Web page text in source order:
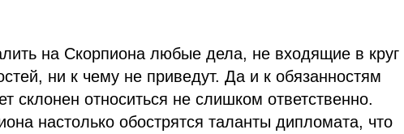
на Скорпиона любые дела, не входящие в круг
ни к чему не приведут. Да и к обязанностям
склонен относиться не слишком ответственно.
настолько обострятся таланты дипломата, что